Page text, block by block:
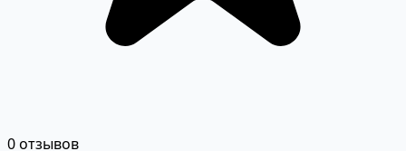
0 отзывов